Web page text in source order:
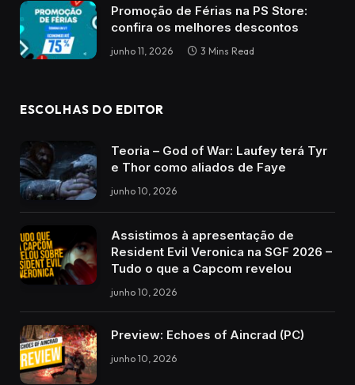
Promoção de Férias na PS Store:
confira os melhores descontos
junho 11, 2026 3 Mins Read
ESCOLHAS DO EDITOR
Teoria – God of War: Laufey terá Tyr
e Thor como aliados de Faye
junho 10, 2026
Assistimos à apresentação de
Resident Evil Veronica na SGF 2026 –
Tudo o que a Capcom revelou
junho 10, 2026
Preview: Echoes of Aincrad (PC)
junho 10, 2026